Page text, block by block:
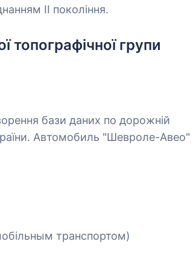
II покоління.
топографічної групи
бази даних по дорожній
Автомобиль "Шевроле-Авео"
транспортом)